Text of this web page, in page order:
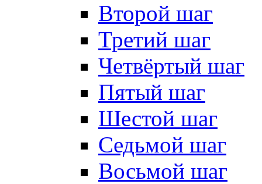
Второй шаг
Третий шаг
Четвёртый шаг
Пятый шаг
Шестой шаг
Седьмой шаг
Восьмой шаг